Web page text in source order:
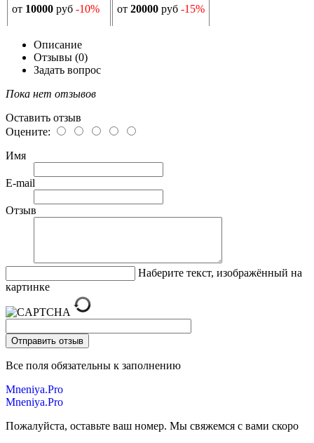
от 10000 руб -10% от 20000 руб -15%
Описание
Отзывы (0)
Задать вопрос
Пока нет отзывов
Оставить отзыв
Оцените:
Имя
E-mail
Отзыв
Наберите текст, изображённый на
картинке
Все поля обязательны к заполнению
Mneniya.Pro
Mneniya.Pro
Пожалуйста, оставьте ваш номер. Мы свяжемся с вами скоро